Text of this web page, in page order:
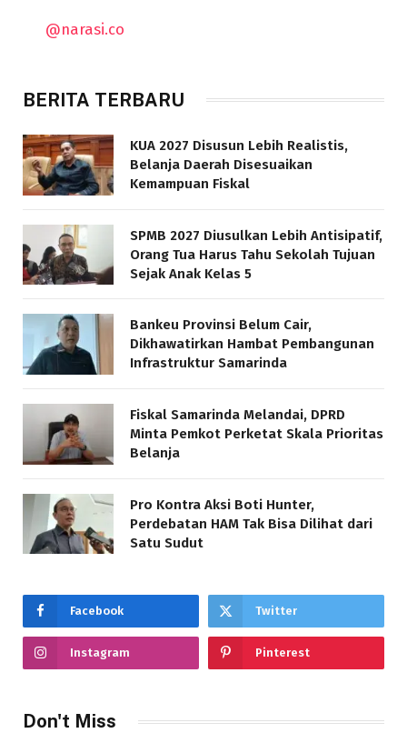
@narasi.co
BERITA TERBARU
KUA 2027 Disusun Lebih Realistis,
Belanja Daerah Disesuaikan
Kemampuan Fiskal
SPMB 2027 Diusulkan Lebih Antisipatif,
Orang Tua Harus Tahu Sekolah Tujuan
Sejak Anak Kelas 5
Bankeu Provinsi Belum Cair,
Dikhawatirkan Hambat Pembangunan
Infrastruktur Samarinda
Fiskal Samarinda Melandai, DPRD
Minta Pemkot Perketat Skala Prioritas
Belanja
Pro Kontra Aksi Boti Hunter,
Perdebatan HAM Tak Bisa Dilihat dari
Satu Sudut
Facebook Twitter
Instagram Pinterest
Don't Miss